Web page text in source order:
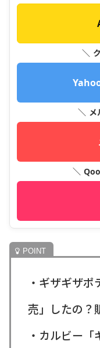
＼
＼ メ
＼
・ギザギザ
売」したの？
・カルビー